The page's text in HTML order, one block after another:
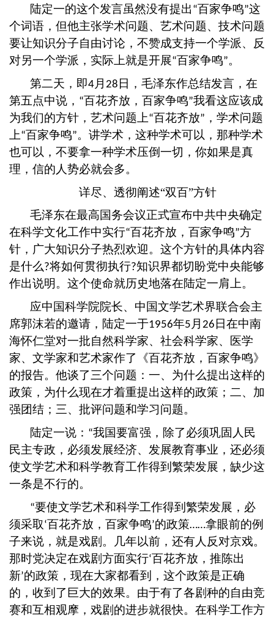
陆定一的这个发言虽然没有提出 “百家争鸣”这
个词语，但他主张学术问题、艺术问题、技术问题
要让知识分子自由讨论，不赞成支持一个学派、反
对另一个学派，实际上就是开展“百家争鸣”。
第二天，即4 月 28 日，毛泽东作总结发言，在
第五点中说， “百花齐放，百家争鸣”我看这应该成
为我们的方针，艺术问题上“百花齐放” ，学术问题
上“百家争鸣”。讲学术，这种学术可以，那种学术
也可以，不要拿一种学术压倒一切，你如果是真
理，信的人势必就会多。
详尽、透彻阐述“双百”方针
毛泽东在最高国务会议正式宣布中共中央确定
在科学文化工作中实行“百花齐放，百家争鸣”方
针，广大知识分子热烈欢迎。这个方针的具体内容
是什么?将如何贯彻执行?知识界都切盼党中央能够
作出说明。这个使命就历史地落在陆定一肩上。
应中国科学院院长、中国文学艺术界联合会主
席郭沫若的邀请，陆定一于1956年5 月 26 日在中南
海怀仁堂对一批自然科学家、社会科学家、医学
家、文学家和艺术家作了《百花齐放，百家争鸣》
的报告。他谈了三个问题：一、为什么提出这样的
政策，为什么现在才着重提出这样的政策；二、加
强团结；三、批评问题和学习问题。
陆定一说： “我国要富强，除了必须巩固人民
民主专政，必须发展经济、发展教育事业，还必须
使文学艺术和科学教育工作得到繁荣发展，缺少这
一条是不行的。
“要使文学艺术和科学工作得到繁荣发展，必
须采取‘百花齐放，百家争鸣’的政策……拿眼前的例
子来说，就是戏剧。几年以前，还有人反对京戏。
那时党决定在戏剧方面实行‘百花齐放，推陈出
新’的政策，现在大家都看到，这个政策是正确
的，收到了巨大的效果。由于有了各剧种的自由竞
赛和互相观摩，戏剧的进步就很快。在科学工作方